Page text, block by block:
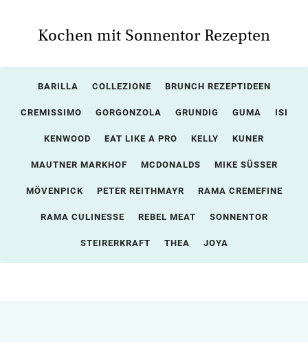
Kochen mit Sonnentor Rezepten
BARILLA COLLEZIONE BRUNCH REZEPTIDEEN
CREMISSIMO GORGONZOLA GRUNDIG GUMA ISI
KENWOOD EAT LIKE A PRO KELLY KUNER
MAUTNER MARKHOF MCDONALDS MIKE SÜSSER
MÖVENPICK PETER REITHMAYR RAMA CREMEFINE
RAMA CULINESSE REBEL MEAT SONNENTOR
STEIRERKRAFT THEA JOYA